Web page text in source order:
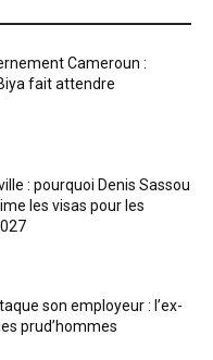
Cameroun :
fait attendre
: pourquoi Denis Sassou
les visas pour les
son employeur : l’ex-
prud’hommes